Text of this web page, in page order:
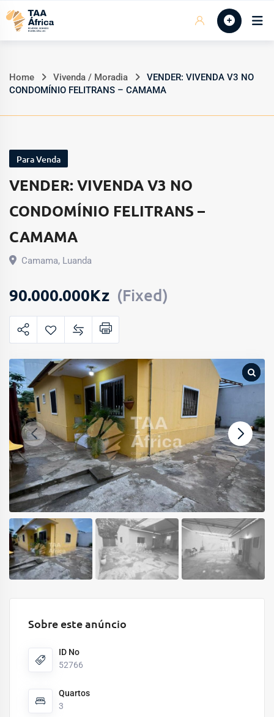
Skip
Início
Home Vivenda / Moradia
VENDER: VIVENDA V3 NO
CONDOMÍNIO FELITRANS – CAMAMA
Para Venda
VENDER: VIVENDA V3 NO
CONDOMÍNIO FELITRANS –
CAMAMA
Camama, Luanda
90.000.000Kz (Fixed)
Sobre este anúncio
ID No
52766
Quartos
3